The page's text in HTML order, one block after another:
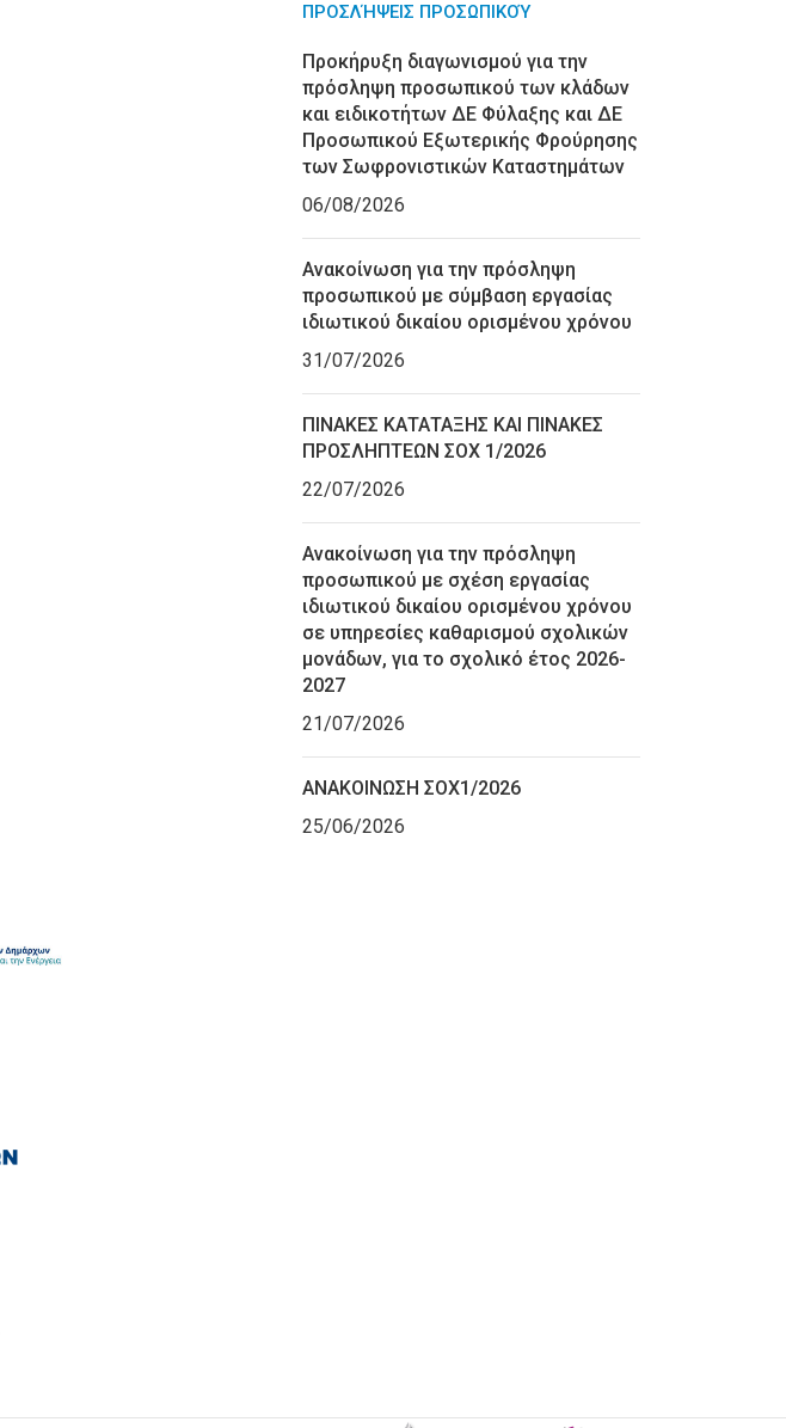
ΠΡΟΣΛΉΨΕΙΣ ΠΡΟΣΩΠΙΚΟΎ
Προκήρυξη διαγωνισμού για την
πρόσληψη προσωπικού των κλάδων
και ειδικοτήτων ΔΕ Φύλαξης και ΔΕ
Προσωπικού Εξωτερικής Φρούρησης
των Σωφρονιστικών Καταστημάτων
06/08/2026
Ανακοίνωση για την πρόσληψη
προσωπικού με σύμβαση εργασίας
ιδιωτικού δικαίου ορισμένου χρόνου
31/07/2026
ΠΙΝΑΚΕΣ ΚΑΤΑΤΑΞΗΣ ΚΑΙ ΠΙΝΑΚΕΣ
ΠΡΟΣΛΗΠΤΕΩΝ ΣΟΧ 1/2026
22/07/2026
Ανακοίνωση για την πρόσληψη
προσωπικού με σχέση εργασίας
ιδιωτικού δικαίου ορισμένου χρόνου
σε υπηρεσίες καθαρισμού σχολικών
μονάδων, για το σχολικό έτος 2026-
2027
21/07/2026
ΑΝΑΚΟΙΝΩΣΗ ΣΟΧ1/2026
25/06/2026